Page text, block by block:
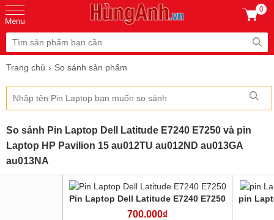
0
Trang chủ So sánh sản phẩm
So sánh Pin Laptop Dell Latitude E7240 E7250 và pin
Laptop HP Pavilion 15 au012TU au012ND au013GA
au013NA
Pin Laptop Dell Latitude E7240 E7250
700.000₫
pin